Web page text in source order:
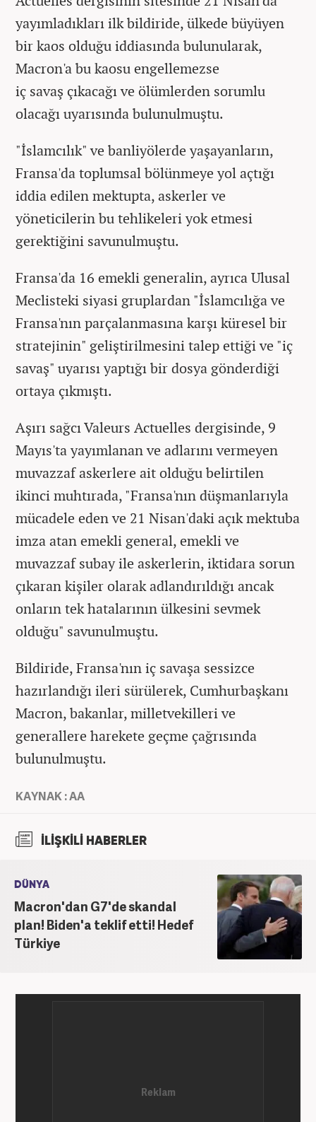
yayımladıkları ilk bildiride, ülkede büyüyen
bir kaos olduğu iddiasında bulunularak,
Macron'a bu kaosu engellemezse
iç savaş çıkacağı ve ölümlerden sorumlu
olacağı uyarısında bulunulmuştu.
"İslamcılık" ve banliyölerde yaşayanların,
Fransa'da toplumsal bölünmeye yol açtığı
iddia edilen mektupta, askerler ve
yöneticilerin bu tehlikeleri yok etmesi
gerektiğini savunulmuştu.
Fransa'da 16 emekli generalin, ayrıca Ulusal
Meclisteki siyasi gruplardan "İslamcılığa ve
Fransa'nın parçalanmasına karşı küresel bir
stratejinin" geliştirilmesini talep ettiği ve "iç
savaş" uyarısı yaptığı bir dosya gönderdiği
ortaya çıkmıştı.
Aşırı sağcı Valeurs Actuelles dergisinde, 9
Mayıs'ta yayımlanan ve adlarını vermeyen
muvazzaf askerlere ait olduğu belirtilen
ikinci muhtırada, "Fransa'nın düşmanlarıyla
mücadele eden ve 21 Nisan'daki açık mektuba
imza atan emekli general, emekli ve
muvazzaf subay ile askerlerin, iktidara sorun
çıkaran kişiler olarak adlandırıldığı ancak
onların tek hatalarının ülkesini sevmek
olduğu" savunulmuştu.
Bildiride, Fransa'nın iç savaşa sessizce
hazırlandığı ileri sürülerek, Cumhurbaşkanı
Macron, bakanlar, milletvekilleri ve
generallere harekete geçme çağrısında
bulunulmuştu.
KAYNAK : AA
İLİŞKİLİ HABERLER
DÜNYA
Macron'dan G7'de skandal
plan! Biden'a teklif etti! Hedef
Türkiye